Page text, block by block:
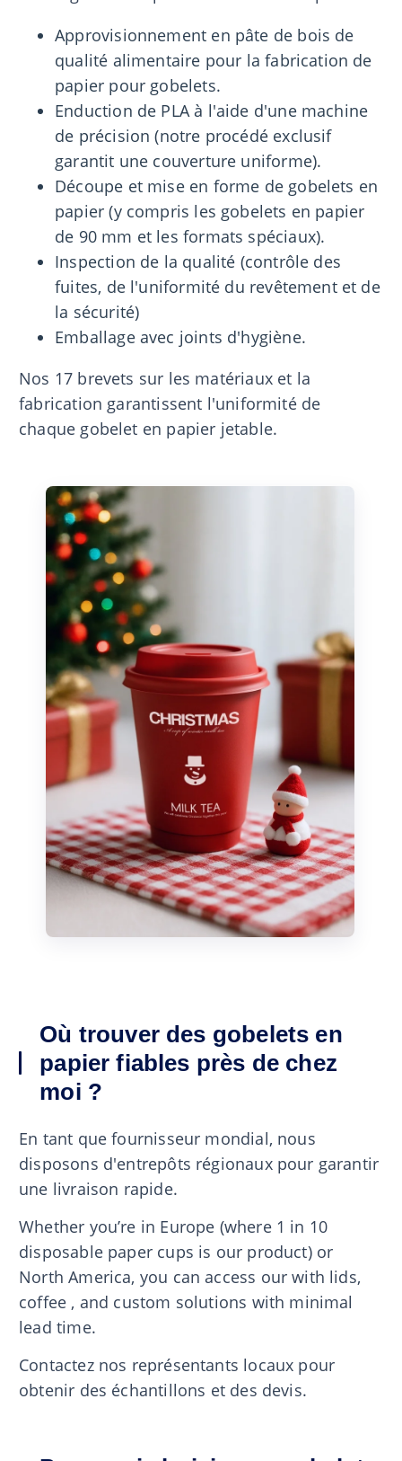
Approvisionnement en pâte de bois de
qualité alimentaire pour la fabrication de
papier pour gobelets.
Enduction de PLA à l'aide d'une machine
de précision (notre procédé exclusif
garantit une couverture uniforme).
Découpe et mise en forme de gobelets en
papier (y compris les gobelets en papier
de 90 mm et les formats spéciaux).
Inspection de la qualité (contrôle des
fuites, de l'uniformité du revêtement et de
la sécurité)
Emballage avec joints d'hygiène.
Nos 17 brevets sur les matériaux et la
fabrication garantissent l'uniformité de
chaque gobelet en papier jetable.
Où trouver des gobelets en
papier fiables près de chez
moi ?
En tant que fournisseur mondial, nous
disposons d'entrepôts régionaux pour garantir
une livraison rapide.
Whether you’re in Europe (where 1 in 10
disposable paper cups is our product) or
North America, you can access our with lids,
coffee , and custom solutions with minimal
lead time.
Contactez nos représentants locaux pour
obtenir des échantillons et des devis.